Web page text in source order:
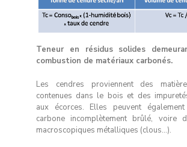
Teneur en résidus solides
combustion de matériaux carbonés.
Les cendres proviennent des
contenues dans le bois et des
aux écorces. Elles peuvent
carbone incomplètement brûlé, voire
macroscopiques métalliques (clous…).